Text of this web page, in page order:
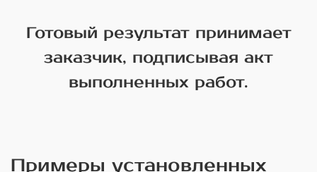
Готовый результат принимает
заказчик, подписывая акт
выполненных работ.
Примеры установленных